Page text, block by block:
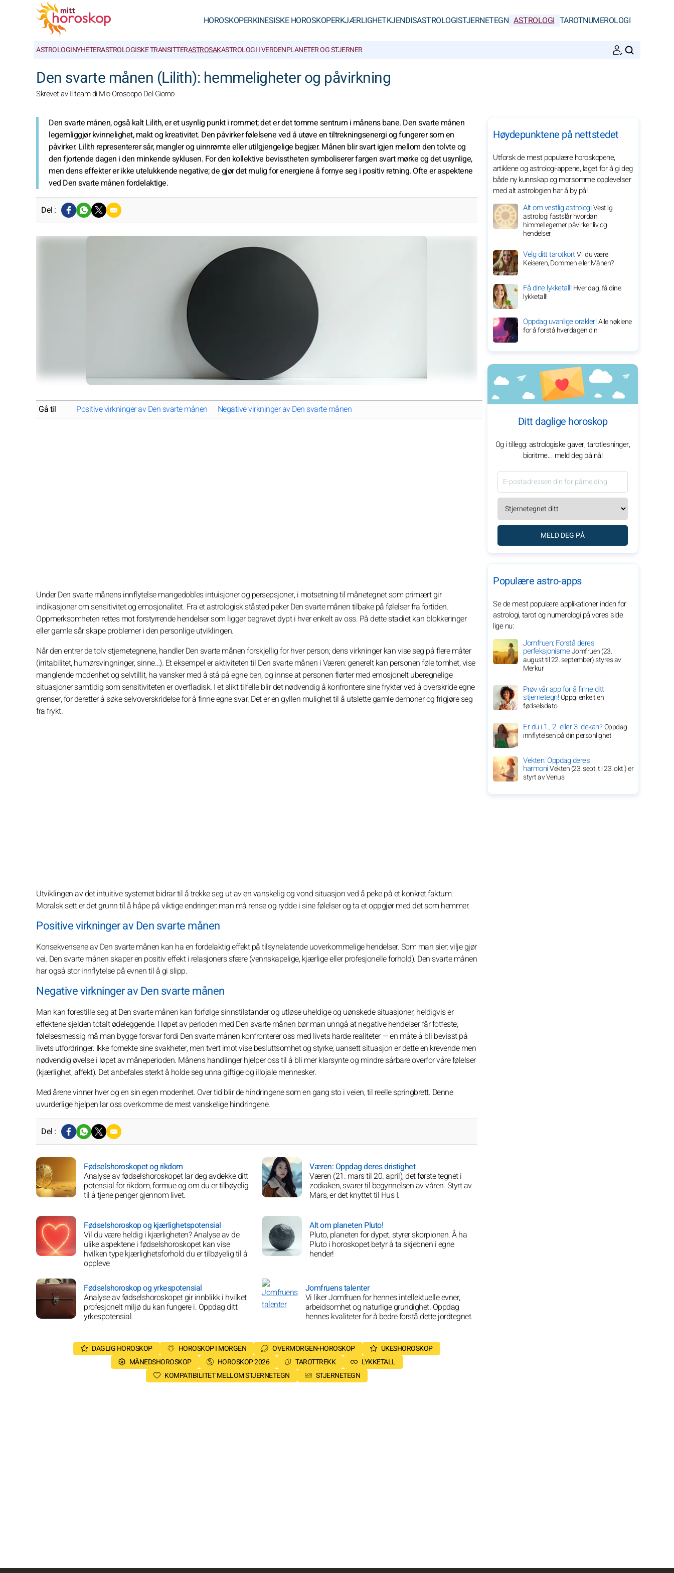
HOROSKOPERKINESISKE HOROSKOPERKJÆRLIGHETKJENDISASTROLOGISTJERNETEGN ASTROLOGI TAROTNUMEROLOGI
ASTROLOGINYHETERASTROLOGISKE TRANSITTERASTROSAKASTROLOGI I VERDENPLANETER OG STJERNER
Den svarte månen (Lilith): hemmeligheter og påvirkning
Skrevet av Il team di Mio Oroscopo Del Giorno
Den svarte månen, også kalt Lilith, er et usynlig punkt i rommet; det er det tomme sentrum i månens bane. Den svarte månen
legemliggjør kvinnelighet, makt og kreativitet. Den påvirker følelsene ved å utøve en tiltrekningsenergi og fungerer som en
påvirker. Lilith representerer sår, mangler og uinnrømte eller utilgjengelige begjær. Månen blir svart igjen mellom den tolvte og
den fjortende dagen i den minkende syklusen. For den kollektive bevisstheten symboliserer fargen svart mørke og det usynlige,
men dens effekter er ikke utelukkende negative; de gjør det mulig for energiene å fornye seg i positiv retning. Ofte er aspektene
ved Den svarte månen fordelaktige.
Del :
Gå til Positive virkninger av Den svarte månen Negative virkninger av Den svarte månen
Under Den svarte månens innflytelse mangedobles intuisjoner og persepsjoner, i motsetning til månetegnet som primært gir
indikasjoner om sensitivitet og emosjonalitet. Fra et astrologisk ståsted peker Den svarte månen tilbake på følelser fra fortiden.
Oppmerksomheten rettes mot forstyrrende hendelser som ligger begravet dypt i hver enkelt av oss. På dette stadiet kan blokkeringer
eller gamle sår skape problemer i den personlige utviklingen.
Når den entrer de tolv stjernetegnene, handler Den svarte månen forskjellig for hver person; dens virkninger kan vise seg på flere måter
(irritabilitet, humørsvingninger, sinne…). Et eksempel er aktiviteten til Den svarte månen i Væren: generelt kan personen føle tomhet, vise
manglende modenhet og selvtillit, ha vansker med å stå på egne ben, og innse at personen flørter med emosjonelt uberegnelige
situasjoner samtidig som sensitiviteten er overfladisk. I et slikt tilfelle blir det nødvendig å konfrontere sine frykter ved å overskride egne
grenser, for deretter å søke selvoverskridelse for å finne egne svar. Det er en gyllen mulighet til å utslette gamle demoner og frigjøre seg
fra frykt.
Utviklingen av det intuitive systemet bidrar til å trekke seg ut av en vanskelig og vond situasjon ved å peke på et konkret faktum.
Moralsk sett er det grunn til å håpe på viktige endringer: man må rense og rydde i sine følelser og ta et oppgjør med det som hemmer.
Positive virkninger av Den svarte månen
Konsekvensene av Den svarte månen kan ha en fordelaktig effekt på tilsynelatende uoverkommelige hendelser. Som man sier: vilje gjør
vei. Den svarte månen skaper en positiv effekt i relasjoners sfære (vennskapelige, kjærlige eller profesjonelle forhold). Den svarte månen
har også stor innflytelse på evnen til å gi slipp.
Negative virkninger av Den svarte månen
Man kan forestille seg at Den svarte månen kan forfølge sinnstilstander og utløse uheldige og uønskede situasjoner; heldigvis er
effektene sjelden totalt ødeleggende. I løpet av perioden med Den svarte månen bør man unngå at negative hendelser får fotfeste;
følelsesmessig må man bygge forsvar fordi Den svarte månen konfronterer oss med livets harde realiteter — en måte å bli bevisst på
livets utfordringer. Ikke fornekte sine svakheter, men tvert imot vise besluttsomhet og styrke; uansett situasjon er dette en krevende men
nødvendig øvelse i løpet av måneperioden. Månens handlinger hjelper oss til å bli mer klarsynte og mindre sårbare overfor våre følelser
(kjærlighet, affekt). Det anbefales sterkt å holde seg unna giftige og illojale mennesker.
Med årene vinner hver og en sin egen modenhet. Over tid blir de hindringene som en gang sto i veien, til reelle springbrett. Denne
uvurderlige hjelpen lar oss overkomme de mest vanskelige hindringene.
Del :
Fødselshoroskopet og rikdom
Analyse av fødselshoroskopet lar deg avdekke ditt
potensial for rikdom, formue og om du er tilbøyelig
til å tjene penger gjennom livet.
Væren: Oppdag deres dristighet
Væren (21. mars til 20. april), det første tegnet i
zodiaken, svarer til begynnelsen av våren. Styrt av
Mars, er det knyttet til Hus I.
Fødselshoroskop og kjærlighetspotensial
Vil du være heldig i kjærligheten? Analyse av de
ulike aspektene i fødselshoroskopet kan vise
hvilken type kjærlighetsforhold du er tilbøyelig til å
oppleve
Alt om planeten Pluto!
Pluto, planeten for dypet, styrer skorpionen. Å ha
Pluto i horoskopet betyr å ta skjebnen i egne
hender!
Fødselshoroskop og yrkespotensial
Analyse av fødselshoroskopet gir innblikk i hvilket
profesjonelt miljø du kan fungere i. Oppdag ditt
yrkespotensial.
Jomfruens talenter
Vi liker Jomfruen for hennes intellektuelle evner,
arbeidsomhet og naturlige grundighet. Oppdag
hennes kvaliteter for å bedre forstå dette jordtegnet.
DAGLIG HOROSKOP HOROSKOP I MORGEN OVERMORGEN-HOROSKOP
UKESHOROSKOP
MÅNEDSHOROSKOP
HOROSKOP 2026 TAROTTREKK
LYKKETALL
KOMPATIBILITET MELLOM STJERNETEGN
STJERNETEGN
Høydepunktene på nettstedet
Utforsk de mest populære horoskopene,
artiklene og astrologi-appene, laget for å gi deg
både ny kunnskap og morsomme opplevelser
med alt astrologien har å by på!
Alt om vestlig astrologiVestlig
astrologi fastslår hvordan
himmellegemer påvirker liv og
hendelser
Velg ditt tarotkortVil du være
Keiseren, Dommen eller Månen?
Få dine lykketall!Hver dag, få dine
lykketall!
Oppdag uvanlige orakler!Alle nøklene
for å forstå hverdagen din
Ditt daglige horoskop
Og i tillegg: astrologiske gaver, tarotlesninger,
bioritme... meld deg på nå!
MELD DEG PÅ
Populære astro-apps
Se de mest populære applikationer inden for
astrologi, tarot og numerologi på vores side
lige nu:
Jomfruen: Forstå deres
perfeksjonismeJomfruen (23.
august til 22. september) styres av
Merkur
Prøv vår app for å finne ditt
stjernetegn!Oppgi enkelt en
fødselsdato
Er du i 1., 2. eller 3. dekan?Oppdag
innflytelsen på din personlighet
Vekten: Oppdag deres
harmoniVekten (23. sept. til 23. okt.) er
styrt av Venus